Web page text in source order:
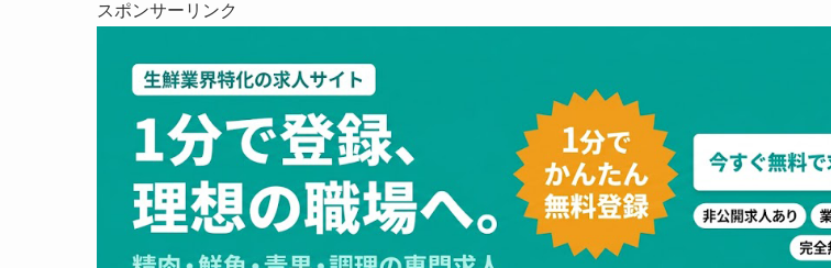
スポンサーリンク